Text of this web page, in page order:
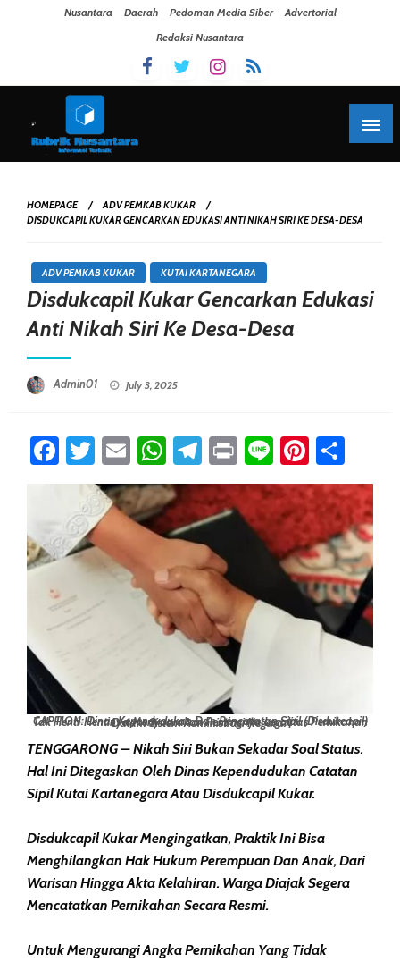
Nusantara Daerah Pedoman Media Siber
Advertorial
Redaksi Nusantara
HOMEPAGE
ADV PEMKAB KUKAR
DISDUKCAPIL KUKAR GENCARKAN EDUKASI ANTI NIKAH SIRI KE DESA-DESA
ADV PEMKAB KUKAR KUTAI KARTANEGARA
Disdukcapil Kukar Gencarkan Edukasi
Anti Nikah Siri Ke Desa-Desa
Admin01 July 3, 2025
Facebook
Twitter
EmailWhatsApp
Telegram
PrintLine
CAPTION: Dinas Kependudukan Dan Pencatatan Sipil (Disdukcapil) Tak Henti-Hentinya Menyuarakan Pentingnya Legalitas Pernikahan Dalam Sistem Administrasi Negara.
TENGGARONG – Nikah Siri Bukan Sekadar Soal Status.
Hal Ini Ditegaskan Oleh Dinas Kependudukan Catatan
Sipil Kutai Kartanegara Atau Disdukcapil Kukar.
Disdukcapil Kukar Mengingatkan, Praktik Ini Bisa
Menghilangkan Hak Hukum Perempuan Dan Anak, Dari
Warisan Hingga Akta Kelahiran. Warga Diajak Segera
Mencatatkan Pernikahan Secara Resmi.
Untuk Mengurangi Angka Pernikahan Yang Tidak